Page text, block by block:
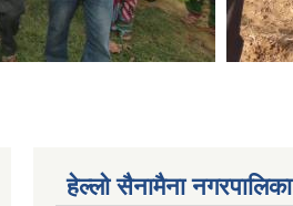
हेल्लो सैनामैना नगरपालिका